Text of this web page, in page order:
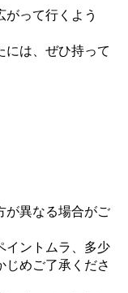
がって行くよう
には、ぜひ持って
が異なる場合がご
イントムラ、多少
じめご了承くださ